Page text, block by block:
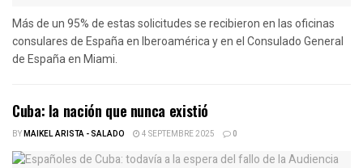
Más de un 95% de estas solicitudes se recibieron en las oficinas
consulares de España en Iberoamérica y en el Consulado General
de España en Miami.
Cuba: la nación que nunca existió
BYMAIKEL ARISTA - SALADO 4 SEPTEMBRE 2025 0